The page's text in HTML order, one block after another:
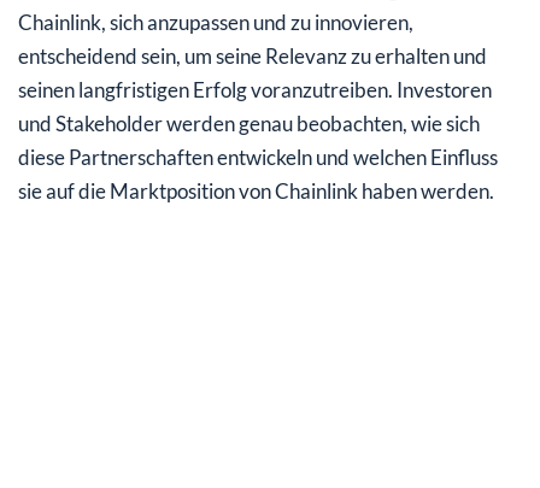
Chainlink, sich anzupassen und zu innovieren,
entscheidend sein, um seine Relevanz zu erhalten und
seinen langfristigen Erfolg voranzutreiben. Investoren
und Stakeholder werden genau beobachten, wie sich
diese Partnerschaften entwickeln und welchen Einfluss
sie auf die Marktposition von Chainlink haben werden.